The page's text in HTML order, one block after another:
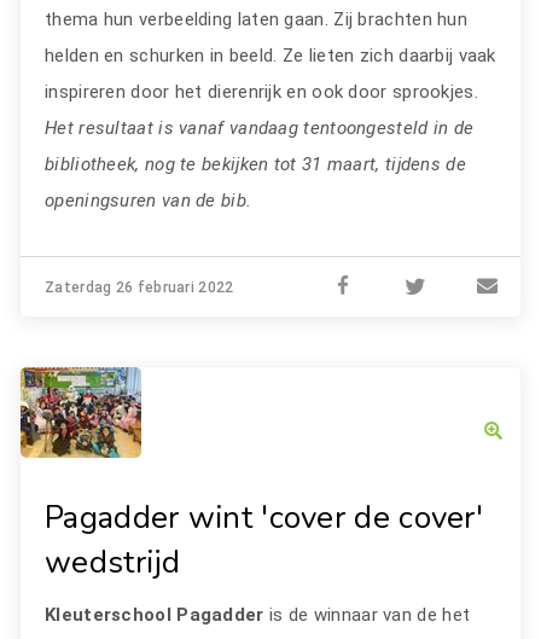
thema hun verbeelding laten gaan. Zij brachten hun
helden en schurken in beeld. Ze lieten zich daarbij vaak
inspireren door het dierenrijk en ook door sprookjes.
Het resultaat is vanaf vandaag tentoongesteld in de
bibliotheek, nog te bekijken tot 31 maart, tijdens de
openingsuren van de bib.
Zaterdag 26 februari 2022
Pagadder wint 'cover de cover'
wedstrijd
Kleuterschool Pagadder is de winnaar van de het